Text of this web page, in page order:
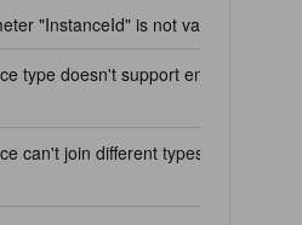
"InstanceId" is not valid.
type doesn't support enterprise level
can't join different types of security